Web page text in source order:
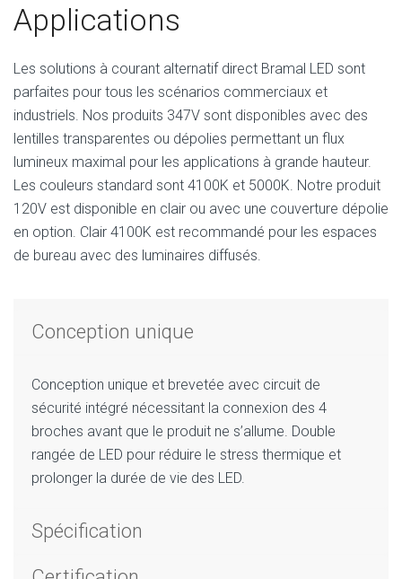
Applications
Les solutions à courant alternatif direct Bramal LED sont
parfaites pour tous les scénarios commerciaux et
industriels. Nos produits 347V sont disponibles avec des
lentilles transparentes ou dépolies permettant un flux
lumineux maximal pour les applications à grande hauteur.
Les couleurs standard sont 4100K et 5000K. Notre produit
120V est disponible en clair ou avec une couverture dépolie
en option. Clair 4100K est recommandé pour les espaces
de bureau avec des luminaires diffusés.
Conception unique
Conception unique et brevetée avec circuit de
sécurité intégré nécessitant la connexion des 4
broches avant que le produit ne s’allume. Double
rangée de LED pour réduire le stress thermique et
prolonger la durée de vie des LED.
Spécification